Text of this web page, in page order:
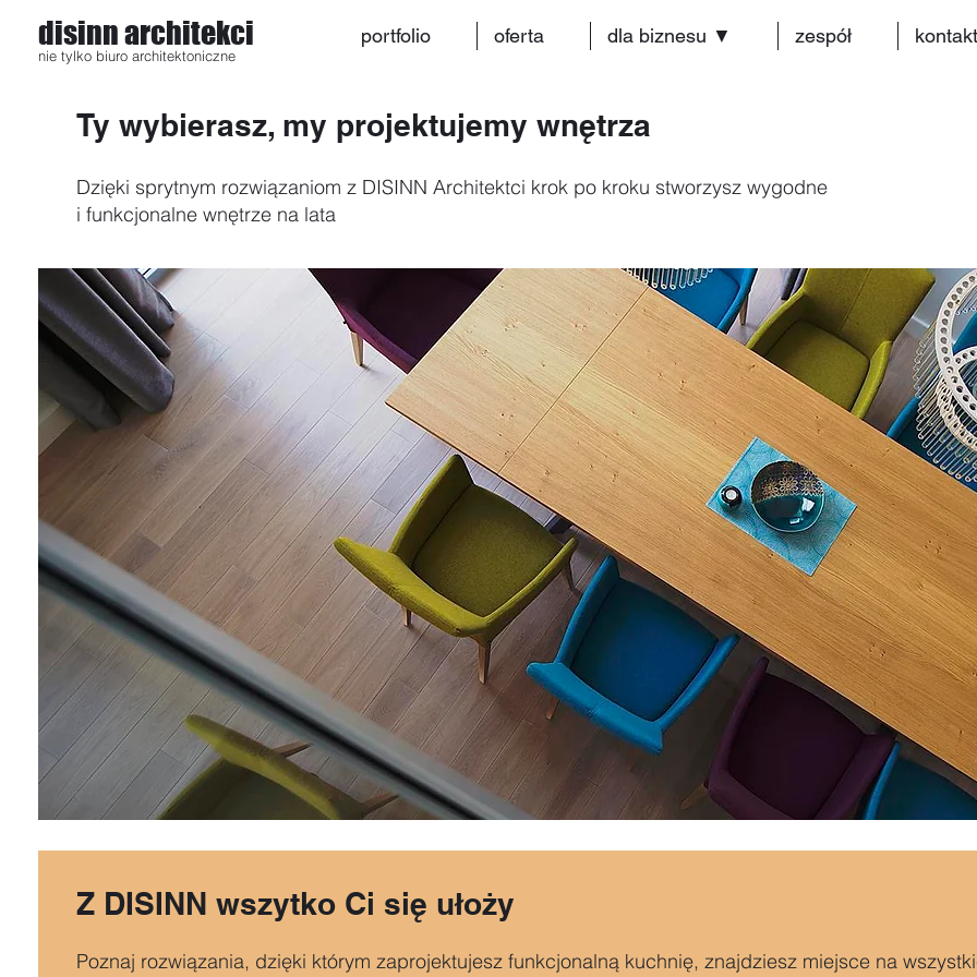
disinn architekci
nie tylko biuro architektoniczne
portfolio oferta dla biznesu ▼ zespół kontakt
Ty wybierasz, my projektujemy wnętrza
Dzięki sprytnym rozwiązaniom z DISINN Architektci krok po kroku stworzysz wygodne
i funkcjonalne wnętrze na lata
Z DISINN wszytko Ci się ułoży
Poznaj rozwiązania, dzięki którym zaprojektujesz funkcjonalną kuchnię, znajdziesz miejsce na